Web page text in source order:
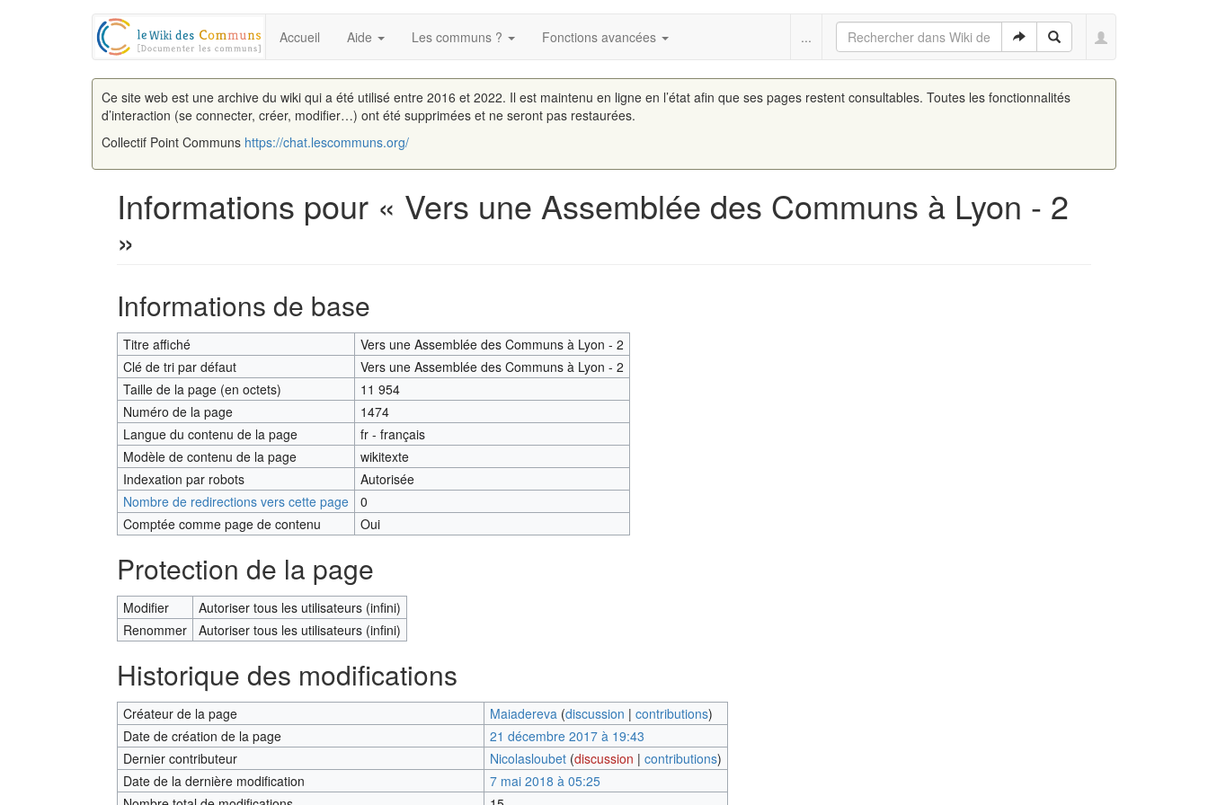
Accueil Aide Les communs ? Fonctions avancées ...
Ce site web est une archive du wiki qui a été utilisé entre 2016 et 2022. Il est maintenu en ligne en l’état afin que ses pages restent consultables. Toutes les fonctionnalités
d’interaction (se connecter, créer, modifier…) ont été supprimées et ne seront pas restaurées.
Collectif Point Communs https://chat.lescommuns.org/
Informations pour « Vers une Assemblée des Communs à Lyon - 2
»
Informations de base
Titre affiché
Vers une Assemblée des Communs à Lyon - 2
Clé de tri par défaut
Vers une Assemblée des Communs à Lyon - 2
Taille de la page (en octets)
11 954
Numéro de la page
1474
Langue du contenu de la page
fr - français
Modèle de contenu de la page
wikitexte
Indexation par robots
Autorisée
Nombre de redirections vers cette page
0
Comptée comme page de contenu
Oui
Protection de la page
Modifier
Autoriser tous les utilisateurs (infini)
Renommer
Autoriser tous les utilisateurs (infini)
Historique des modifications
Créateur de la page Maiadereva (discussion | contributions)
Date de création de la page
21 décembre 2017 à 19:43
Dernier contributeur
Nicolasloubet (discussion | contributions)
Date de la dernière modification
7 mai 2018 à 05:25